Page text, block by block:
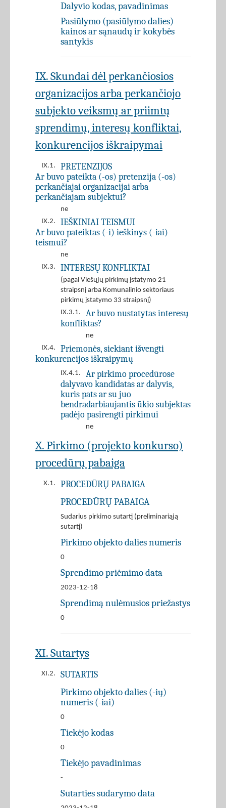
Dalyvio kodas, pavadinimas
Pasiūlymo (pasiūlymo dalies)
kainos ar sąnaudų ir kokybės
santykis
IX. Skundai dėl perkančiosios
organizacijos arba perkančiojo
subjekto veiksmų ar priimtų
sprendimų, interesų konfliktai,
konkurencijos iškraipymai
IX.1.
PRETENZIJOS
Ar buvo pateikta (-os) pretenzija (-os)
perkančiajai organizacijai arba
perkančiajam subjektui?
ne
IX.2.
IEŠKINIAI TEISMUI
Ar buvo pateiktas (-i) ieškinys (-iai)
teismui?
ne
IX.3.
INTERESŲ KONFLIKTAI
(pagal Viešųjų pirkimų įstatymo 21
straipsnį arba Komunalinio sektoriaus
pirkimų įstatymo 33 straipsnį)
IX.3.1.
Ar buvo nustatytas interesų
konfliktas?
ne
IX.4.
Priemonės, siekiant išvengti
konkurencijos iškraipymų
IX.4.1.
Ar pirkimo procedūrose
dalyvavo kandidatas ar dalyvis,
kuris pats ar su juo
bendradarbiaujantis ūkio subjektas
padėjo pasirengti pirkimui
ne
X. Pirkimo (projekto konkurso)
procedūrų pabaiga
X.1. PROCEDŪRŲ PABAIGA
PROCEDŪRŲ PABAIGA
Sudarius pirkimo sutartį (preliminariąją
sutartį)
Pirkimo objekto dalies numeris
0
Sprendimo priėmimo data
2023-12-18
Sprendimą nulėmusios priežastys
0
XI. Sutartys
XI.2. SUTARTIS
Pirkimo objekto dalies (-ių)
numeris (-iai)
0
Tiekėjo kodas
0
Tiekėjo pavadinimas
-
Sutarties sudarymo data